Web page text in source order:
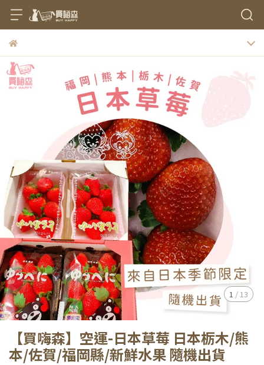
1 / 13
【買嗨森】空運-日本草莓 日本栃木/熊
本/佐賀/福岡縣/新鮮水果 隨機出貨